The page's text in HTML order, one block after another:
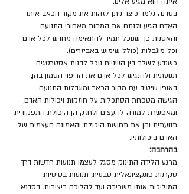
בסדנה נלמד כיצד ניתן לזהות את מקור הכאב איתו
האדם הגיע ולנתח את המהות מאחורי התנועה
והאסנות כך שנוכל תמיד להתאימה מחדש לכל אדם
וכל מוגבלות (כולל שימוש באביזרים).
כשנדע לשלב בין השניים נוכל לבנות אסטרטגיה
תנועתית ולהנגיש לכל אדם את הריפוי הטמון בהן,
באופן שיטיב עם מקור הכאב ומוגבלות התנועה.
הגישה מטפחת הסתכלות על חוזקות ויכולות האדם,
ומאפשרת למורה להעצים ולחזק הן היכולת התפקודית
תנועתית והן את תחושת היכולת והאמונה העצמית של
האדם ביכולותיו.
בהרחבה:
מרגע הלידה התינוק מסגל לעצמו תנועות חדשות דרך
סקרנות פונקציונאלית טבעית, תנועות בסיסיות
המוליכות אותו משכיבה ועד להליכה ביציבות. בסדנא